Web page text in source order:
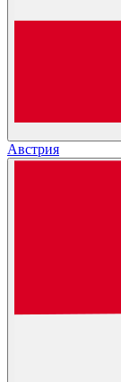
Австрия